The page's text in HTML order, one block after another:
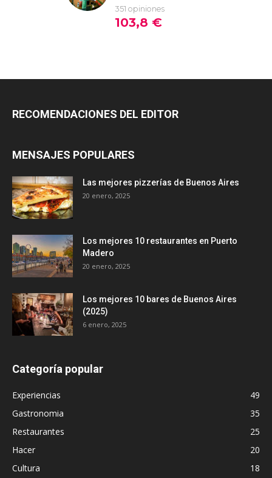
RECOMENDACIONES DEL EDITOR
MENSAJES POPULARES
Las mejores pizzerías de Buenos Aires
20 enero, 2025
Los mejores 10 restaurantes en Puerto
Madero
20 enero, 2025
Los mejores 10 bares de Buenos Aires
(2025)
6 enero, 2025
Categoría popular
Experiencias
49
Gastronomia
35
Restaurantes
25
Hacer
20
Cultura
18